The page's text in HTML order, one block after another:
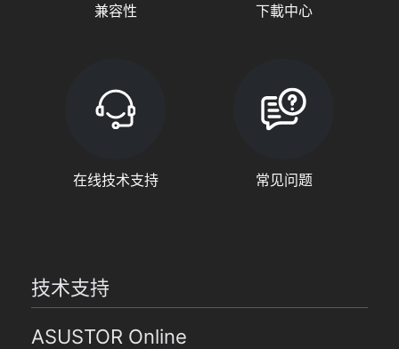
兼容性 下載中心
在线技术支持 常见问题
技术支持
ASUSTOR Online